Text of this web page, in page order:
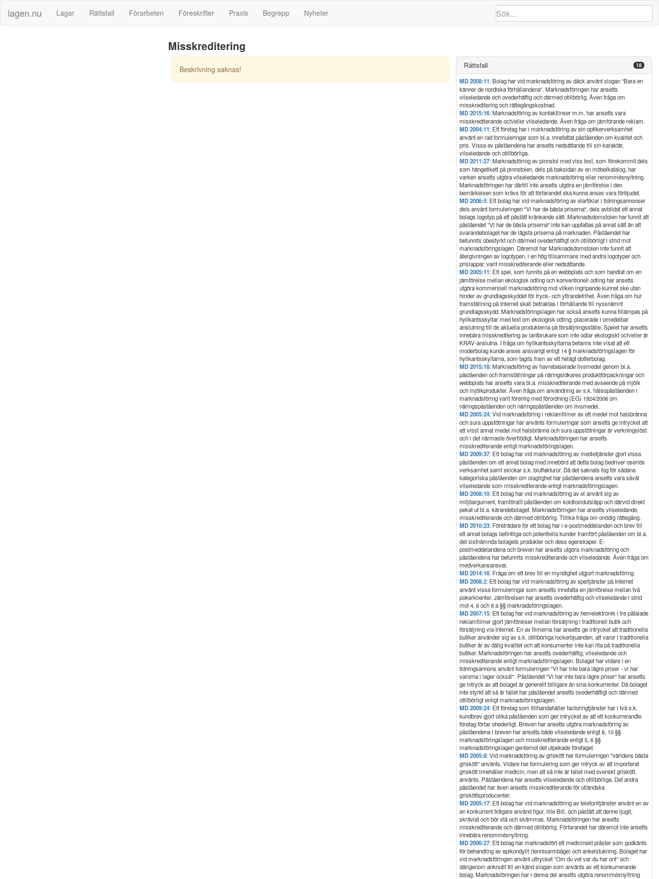
lagen.nu Lagar Rättsfall Förarbeten Föreskrifter Praxis Begrepp Nyheter
Misskreditering
Beskrivning saknas! Rättsfall 18
MD 2008:11: Bolag har vid marknadsföring av däck använt slogan "Bara en
känner de nordiska förhållandena". Marknadsföringen har ansetts
vilseledande och ovederhäftig och därmed otillbörlig. Även fråga om
misskreditering och rättegångskostnad.
MD 2015:16: Marknadsföring av kontaktlinser m.m. har ansetts vara
misskrediterande och/eller vilseledande. Även fråga om jämförande reklam.
MD 2004:11: Ett företag har i marknadsföring av sin optikerverksamhet
använt en rad formuleringar som bl.a. innefattat påståenden om kvalitet och
pris. Vissa av påståendena har ansetts nedsättande till sin karaktär,
vilseledande och otillbörliga.
MD 2011:27: Marknadsföring av pinnstol med viss text, som förekommit dels
som hängetikett på pinnstolen, dels på baksidan av en möbelkatalog, har
varken ansetts utgöra vilseledande marknadsföring eller renommésnyltning.
Marknadsföringen har därtill inte ansetts utgöra en jämförelse i den
bemärkelsen som krävs för att förfarandet ska kunna anses vara förbjudet.
MD 2006:5: Ett bolag har vid marknadsföring av elartiklar i tidningsannonser
dels använt formuleringen "Vi har de bästa priserna", dels avbildat ett annat
bolags logotyp på ett påstått kränkande sätt. Marknadsdomstolen har funnit att
påståendet "Vi har de bästa priserna" inte kan uppfattas på annat sätt än att
svarandebolaget har de lägsta priserna på marknaden. Påståendet har
befunnits obestyrkt och därmed ovederhäftigt och otillbörligt i strid mot
marknadsföringslagen. Däremot har Marknadsdomstolen inte funnit att
återgivningen av logotypen, i en hög tillsammans med andra logotyper och
prislappar, varit misskrediterande eller nedsättande.
MD 2005:11: Ett spel, som funnits på en webbplats och som handlat om en
jämförelse mellan ekologisk odling och konventionell odling har ansetts
utgöra kommersiell marknadsföring mot vilken ingripande kunnat ske utan
hinder av grundlagsskyddet för tryck- och yttrandefrihet. Även fråga om hur
framställning på Internet skall betraktas i förhållande till nyssnämnt
grundlagsskydd. Marknadsföringslagen har också ansetts kunna tillämpas på
hyllkantsskyltar med text om ekologisk odling, placerade i omedelbar
anslutning till de aktuella produkterna på försäljningsställe. Spelet har ansetts
innebära misskreditering av lantbrukare som inte odlar ekologiskt och/eller är
KRAV-anslutna. I fråga om hyllkantsskyltarna befanns inte visat att ett
moderbolag kunde anses ansvarigt enligt 14 § marknadsföringslagen för
hyllkantsskyltarna, som tagits fram av ett helägt dotterbolag.
MD 2015:18: Marknadsföring av havrebaserade livsmedel genom bl.a.
påståenden och framställningar på näringsidkares produktförpackningar och
webbplats har ansetts vara bl.a. misskrediterande med avseende på mjölk
och mjölkprodukter. Även fråga om användning av s.k. hälsopåståenden i
marknadsföring varit förenlig med förordning (EG) 1924/2006 om
näringspåståenden och näringspåståenden om livsmedel.
MD 2005:24: Vid marknadsföring i reklamfilmer av ett medel mot halsbränna
och sura uppstötningar har använts formuleringar som ansetts ge intrycket att
ett visst annat medel mot halsbränna och sura uppstötningar är verkningslöst
och i det närmaste överflödigt. Marknadsföringen har ansetts
misskrediterande enligt marknadsföringslagen.
MD 2009:37: Ett bolag har vid marknadsföring av medietjänster gjort vissa
påståenden om ett annat bolag med innebörd att detta bolag bedriver oseriös
verksamhet samt skickar s.k. bluffakturor. Då det saknats fog för sådana
kategoriska påståenden om olaglighet har påståendena ansetts vara såväl
vilseledande som misskrediterande enligt marknadsföringslagen.
MD 2008:10: Ett bolag har vid marknadsföring av el använt sig av
miljöargument, framförallt påståenden om koldioxidutsläpp och därvid direkt
pekat ut bl.a. kärandebolaget. Marknadsföringen har ansetts vilseledande,
misskrediterande och därmed otillbörlig. Tillika fråga om onödig rättegång.
MD 2010:23: Företrädare för ett bolag har i e-postmeddelanden och brev till
ett annat bolags befintliga och potentiella kunder framfört påståenden om bl.a.
det sistnämnda bolagets produkter och dess egenskaper. E-
postmeddelandena och breven har ansetts utgöra marknadsföring och
påståendena har befunnits misskrediterande och vilseledande. Även fråga om
medverkansansvar.
MD 2014:16: Fråga om ett brev till en myndighet utgjort marknadsföring.
MD 2008:2: Ett bolag har vid marknadsföring av speltjänster på Internet
använt vissa formuleringar som ansetts innefatta en jämförelse mellan två
pokerklienter. Jämförelsen har ansetts ovederhäftig och vilseledande i strid
mot 4, 6 och 8 a §§ marknadsföringslagen.
MD 2007:15: Ett bolag har vid marknadsföring av hemelektronik i tre påtalade
reklamfilmer gjort jämförelser mellan försäljning i traditionell butik och
försäljning via Internet. En av filmerna har ansetts ge intrycket att traditionella
butiker använder sig av s.k. otillbörliga lockerbjuanden, att varor i traditionella
butiker är av dålig kvalitet och att konsumenter inte kan lita på traditionella
butiker. Marknadsföringen har ansetts ovederhäftig, vilseledande och
misskrediterande enligt marknadsföringslagen. Bolaget har vidare i en
tidningsannons använt formuleringen "Vi har inte bara lägre priser - vi har
varorna i lager också!". Påståendet "Vi har inte bara lägre priser" har ansetts
ge intryck av att bolaget är generellt billigare än sina konkurrenter. Då bolaget
inte styrkt att så är fallet har påståendet ansetts ovederhäftigt och därmed
otillbörligt enligt marknadsföringslagen.
MD 2009:24: Ett företag som tillhandahåller factoringtjänster har i två s.k.
kundbrev gjort olika påståenden som ger intrycket av att ett konkurrerandfe
företag förfar ohederligt. Breven har ansetts utgöra marknadsföring av
påståendena i breven har ansetts både vilseledande enligt 8, 10 §§
marknadsföringslagen och misskrediterande enligt 5, 6 §§
marknadsföringslagen gentemot det utpekade företaget.
MD 2005:8: Vid marknadsföring av griskött har formuleringen "världens bästa
griskött" använts. Vidare har formulering som ger intryck av att importerat
griskött innehåller medicin, men att så inte är fallet med svenskt griskött,
använts. Påståendena har ansetts vilseledande och otillbörliga. Det andra
påståendet har även ansetts misskrediterande för utländska
grisköttsproducenter.
MD 2005:17: Ett bolag har vid marknadsföring av telefonitjänster använt en av
en konkurrent tidigare använd figur, lille Bill, och påstått att denne ljugit,
skrävlat och bör stå och skämmas. Marknadsföringen har ansetts
misskrediterande och därmed otillbörlig. Förfarandet har däremot inte ansetts
innebära renommésnyltning.
MD 2006:27: Ett bolag har marknadsfört ett medicinskt plåster som godkänts
för behandling av epikondylit (tennisarmbåge) och ankelstukning. Bolaget har
vid marknadsföringen använt uttrycket ”Om du vet var du har ont” och
därigenom anknutit till en känd slogan som använts av ett konkurrerande
bolag. Marknadsföringen har i denna del ansetts utgöra renommésnyltning